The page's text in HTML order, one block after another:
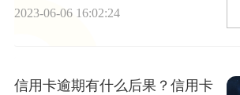
2023-06-06 16:02:24
信用卡逾期有什么后果？信用卡